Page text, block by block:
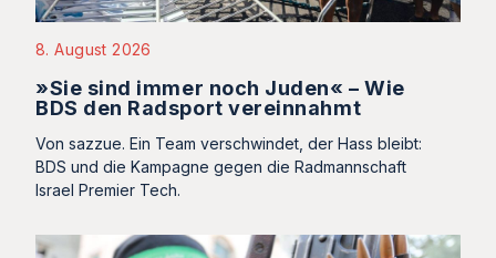
8. August 2026
»Sie sind immer noch Juden« – Wie
BDS den Radsport vereinnahmt
Von sazzue. Ein Team verschwindet, der Hass bleibt:
BDS und die Kampagne gegen die Radmannschaft
Israel Premier Tech.